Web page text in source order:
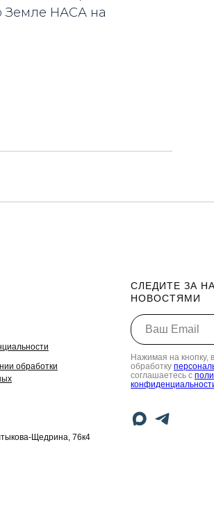
Земле НАСА на
обработки
Щедрина, 76к4
СЛЕДИТЕ ЗА
НОВОСТЯМИ
Нажимая на кнопку,
обработку
соглашаетесь c